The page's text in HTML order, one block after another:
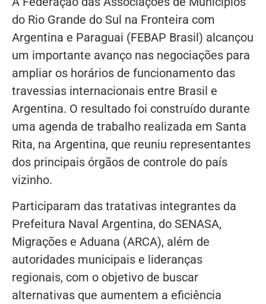
do Rio Grande do Sul na Fronteira com
Argentina e Paraguai (FEBAP Brasil) alcançou
um importante avanço nas negociações para
ampliar os horários de funcionamento das
travessias internacionais entre Brasil e
Argentina. O resultado foi construído durante
uma agenda de trabalho realizada em Santa
Rita, na Argentina, que reuniu representantes
dos principais órgãos de controle do país
vizinho.
Participaram das tratativas integrantes da
Prefeitura Naval Argentina, do SENASA,
Migrações e Aduana (ARCA), além de
autoridades municipais e lideranças
regionais, com o objetivo de buscar
alternativas que aumentem a eficiência